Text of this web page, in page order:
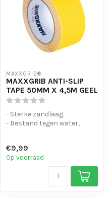
MAXXGRIB®
MAXXGRIB ANTI-SLIP
TAPE 50MM X 4,5M GEEL
- Sterke zandlaag.
- Bestand tegen water,
€9,99
Op voorraad